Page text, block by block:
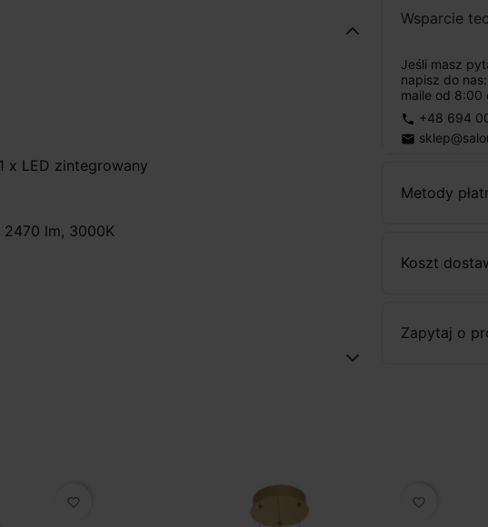
Wsparcie
Jeśli masz
napisz do
maile od 8:00
phone +48 694
email
Metody
Koszt
Zapytaj o
x LED zintegrowany
2470 lm, 3000K
favorite_border favorite_border